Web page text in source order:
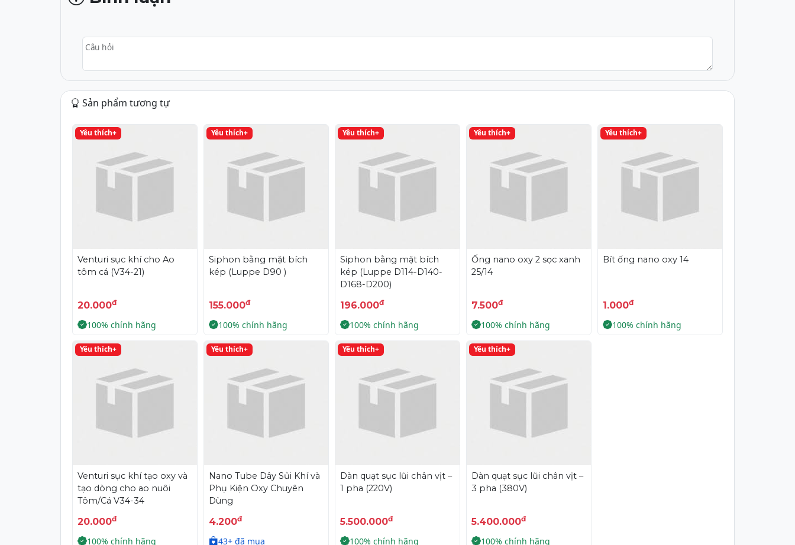
Câu hỏi
Sản phẩm tương tự
Yêu thích+
Venturi sục khí cho Ao
tôm cá (V34-21)
20.000đ
100% chính hãng
Yêu thích+
Siphon bằng mặt bích
kép (Luppe D90 )
155.000đ
100% chính hãng
Yêu thích+
Siphon bằng mặt bích
kép (Luppe D114-D140-
D168-D200)
196.000đ
100% chính hãng
Yêu thích+
Ống nano oxy 2 sọc xanh
25/14
7.500đ
100% chính hãng
Yêu thích+
Bít ống nano oxy 14
1.000đ
100% chính hãng
Yêu thích+
Venturi sục khí tạo oxy và
tạo dòng cho ao nuôi
Tôm/Cá V34-34
20.000đ
100% chính hãng
Yêu thích+
Nano Tube Dây Sủi Khí và
Phụ Kiện Oxy Chuyên
Dùng
4.200đ
43+ đã mua
Yêu thích+
Dàn quạt sục lũi chân vịt –
1 pha (220V)
5.500.000đ
100% chính hãng
Yêu thích+
Dàn quạt sục lũi chân vịt –
3 pha (380V)
5.400.000đ
100% chính hãng